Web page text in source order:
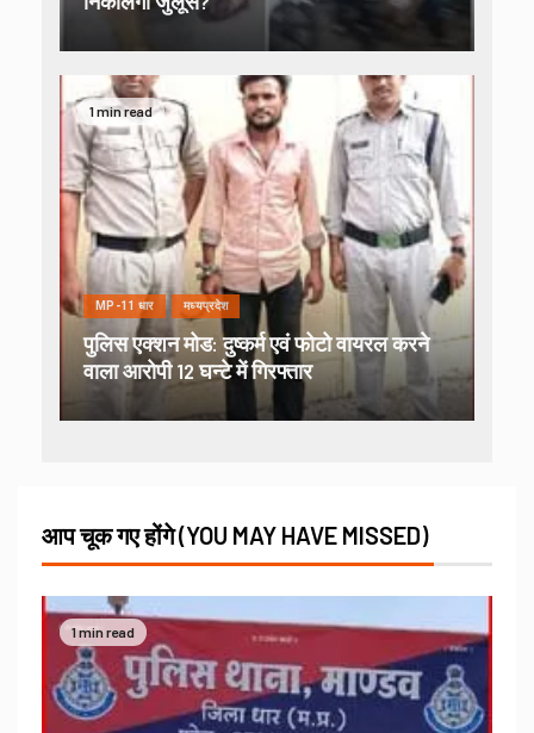
1 min read
MP-11 धार मध्यप्रदेश
पुलिस एक्शन मोड: दुष्कर्म एवं फोटो वायरल करने
वाला आरोपी 12 घन्टे में गिरफ्तार
आप चूक गए होंगे (YOU MAY HAVE MISSED)
1 min read